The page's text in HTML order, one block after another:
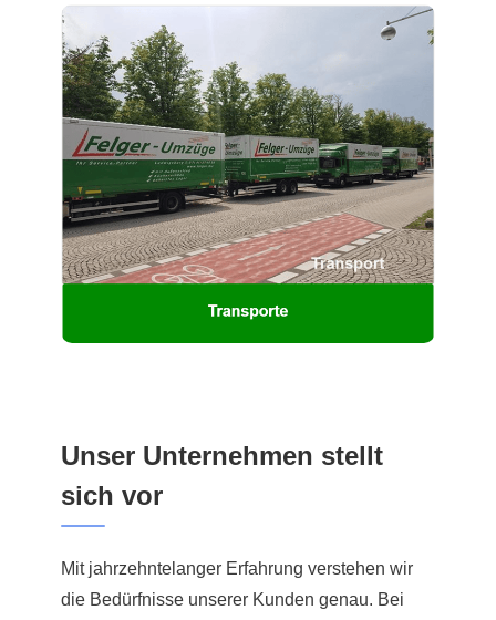
Unser Unternehmen stellt
sich vor
Mit jahrzehntelanger Erfahrung verstehen wir
die Bedürfnisse unserer Kunden genau. Bei